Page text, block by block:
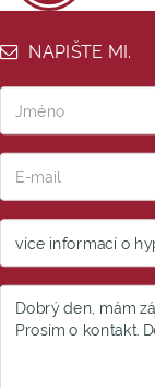
NAPIŠTE MI.